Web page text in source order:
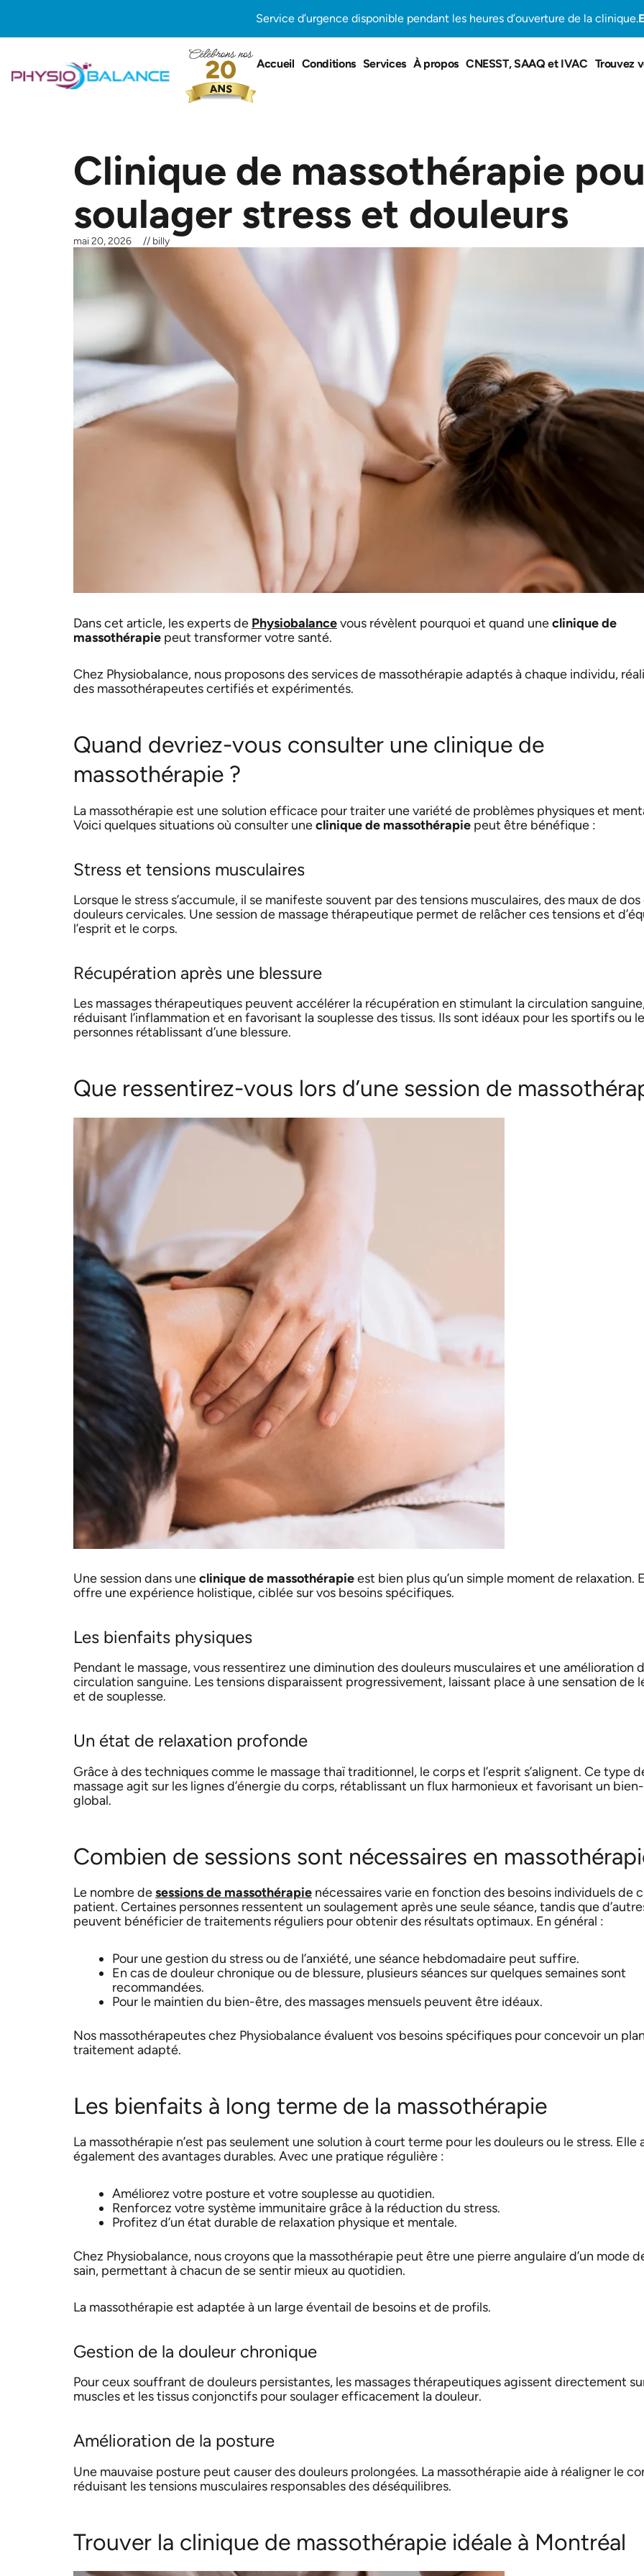
Service d’urgence disponible pendant les heures d’ouverture de la clinique.
Accueil Conditions Services À propos CNESST, SAAQ et IVAC Trouvez
Clinique de massothérapie
soulager stress et douleurs
mai 20, 2026 // billy
Dans cet article, les experts de Physiobalancevous révèlent pourquoi et quand uneclinique de
massothérapie peut transformer votre santé.
Chez Physiobalance, nous proposons des services de massothérapie adaptés à chaque individu,
des massothérapeutes certifiés et expérimentés.
Quand devriez-vous consulter une clinique de
massothérapie ?
La massothérapie est une solution efficace pour traiter une variété de problèmes physiques et
Voici quelques situations où consulter uneclinique de massothérapie peut être bénéfique :
Stress et tensions musculaires
Lorsque le stress s’accumule, il se manifeste souvent par des tensions musculaires, des maux de dos
douleurs cervicales. Une session de massage thérapeutique permet de relâcher ces tensions et
l’esprit et le corps.
Récupération après une blessure
Les massages thérapeutiques peuvent accélérer la récupération en stimulant la circulation
réduisant l’inflammation et en favorisant la souplesse des tissus. Ils sont idéaux pour les sportifs ou
personnes rétablissant d’une blessure.
Que ressentirez-vous lors d’une session de
Une session dans uneclinique de massothérapieest bien plus qu’un simple moment de relaxation.
offre une expérience holistique, ciblée sur vos besoins spécifiques.
Les bienfaits physiques
Pendant le massage, vous ressentirez une diminution des douleurs musculaires et une amélioration
circulation sanguine. Les tensions disparaissent progressivement, laissant place à une sensation de
et de souplesse.
Un état de relaxation profonde
Grâce à des techniques comme le massage thaï traditionnel, le corps et l’esprit s’alignent. Ce type
massage agit sur les lignes d’énergie du corps, rétablissant un flux harmonieux et favorisant un
global.
Combien de sessions sont nécessaires en
Le nombre desessions de massothérapie nécessaires varie en fonction des besoins individuels de
patient. Certaines personnes ressentent un soulagement après une seule séance, tandis que
peuvent bénéficier de traitements réguliers pour obtenir des résultats optimaux. En général :
Pour une gestion du stress ou de l’anxiété, une séance hebdomadaire peut suffire.
En cas de douleur chronique ou de blessure, plusieurs séances sur quelques semaines sont
recommandées.
Pour le maintien du bien-être, des massages mensuels peuvent être idéaux.
Nos massothérapeutes chez Physiobalance évaluent vos besoins spécifiques pour concevoir un
traitement adapté.
Les bienfaits à long terme de la massothérapie
La massothérapie n’est pas seulement une solution à court terme pour les douleurs ou le stress. Elle
également des avantages durables. Avec une pratique régulière :
Améliorez votre posture et votre souplesse au quotidien.
Renforcez votre système immunitaire grâce à la réduction du stress.
Profitez d’un état durable de relaxation physique et mentale.
Chez Physiobalance, nous croyons que la massothérapie peut être une pierre angulaire d’un mode
sain, permettant à chacun de se sentir mieux au quotidien.
La massothérapie est adaptée à un large éventail de besoins et de profils.
Gestion de la douleur chronique
Pour ceux souffrant de douleurs persistantes, les massages thérapeutiques agissent directement
muscles et les tissus conjonctifs pour soulager efficacement la douleur.
Amélioration de la posture
Une mauvaise posture peut causer des douleurs prolongées. La massothérapie aide à réaligner le
réduisant les tensions musculaires responsables des déséquilibres.
Trouver la clinique de massothérapie idéale à Montréal